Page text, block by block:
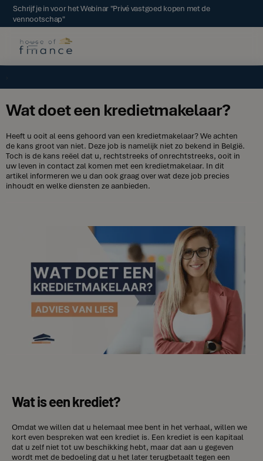
Schrijf je in voor het Webinar "Privé vastgoed kopen met de
vennootschap"
Wat doet een kredietmakelaar?
Heeft u ooit al eens gehoord van een kredietmakelaar? We achten
de kans groot van niet. Deze job is namelijk niet zo bekend in België.
Toch is de kans reëel dat u, rechtstreeks of onrechtstreeks, ooit in
uw leven in contact zal komen met een kredietmakelaar. In dit
artikel informeren we u dan ook graag over wat deze job precies
inhoudt en welke diensten ze aanbieden.
Wat is een krediet?
Omdat we willen dat u helemaal mee bent in het verhaal, willen we
kort even bespreken wat een krediet is. Een krediet is een kapitaal
dat u zelf niet tot uw beschikking hebt, maar dat aan u gegeven
wordt met de bedoeling dat u het later terugbetaalt tegen een